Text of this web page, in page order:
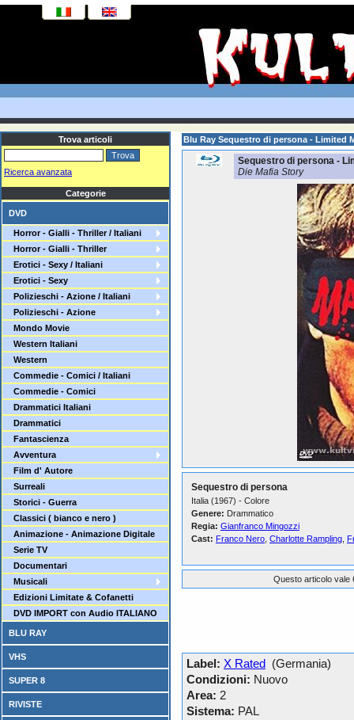
Trova articoli
Ricerca avanzata
Categorie
DVD
Horror - Gialli - Thriller / Italiani
Horror - Gialli - Thriller
Erotici - Sexy / Italiani
Erotici - Sexy
Polizieschi - Azione / Italiani
Polizieschi - Azione
Mondo Movie
Western Italiani
Western
Commedie - Comici / Italiani
Commedie - Comici
Drammatici Italiani
Drammatici
Fantascienza
Avventura
Film d' Autore
Surreali
Storici - Guerra
Classici ( bianco e nero )
Animazione - Animazione Digitale
Serie TV
Documentari
Musicali
Edizioni Limitate & Cofanetti
DVD IMPORT con Audio ITALIANO
BLU RAY
VHS
SUPER 8
RIVISTE
Blu Ray Sequestro di persona - Limited
Sequestro di persona -
Die Mafia Story
Sequestro di persona
Italia (1967) - Colore
Genere: Drammatico
Regia: Gianfranco Mingozzi
Cast: Franco Nero Charlotte Rampling
Questo articolo vale
Label: X Rated
(Germania)
Condizioni: Nuovo
Area: 2
Sistema: PAL